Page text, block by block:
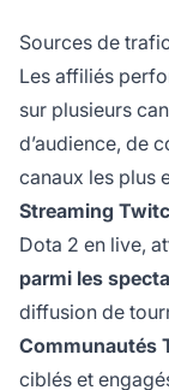
Sources de
Les affiliés
sur plusieurs
d’audience, de
canaux les plus
Streaming
Dota 2 en live,
parmi les
diffusion de
Communautés
ciblés et